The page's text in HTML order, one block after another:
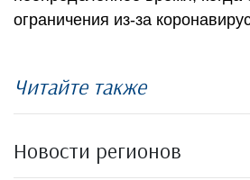
ограничения из-за
Читайте также
Новости регионов